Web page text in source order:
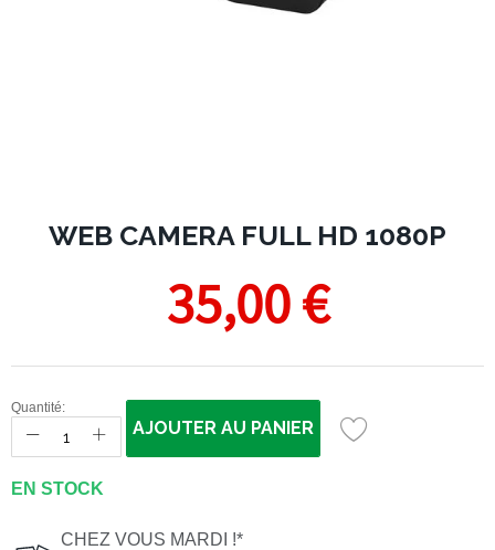
WEB CAMERA FULL HD 1080P
35,00 €
Quantité:
AJOUTER AU PANIER
EN STOCK
CHEZ VOUS MARDI !*